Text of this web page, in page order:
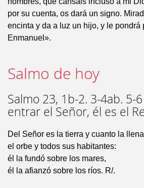
por su cuenta, os dará un signo.
encinta y da a luz un hijo, y le pondrá
Enmanuel».
Salmo de hoy
Salmo 23, 1b-2. 3-4ab. 5-6
entrar el Señor, él es el
Del Señor es la tierra y cuanto la
el orbe y todos sus habitantes:
él la fundó sobre los mares,
él la afianzó sobre los ríos. R/.